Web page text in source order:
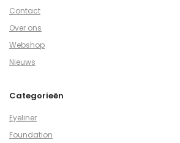
Contact
Over ons
Webshop
Nieuws
Categorieën
Eyeliner
Foundation